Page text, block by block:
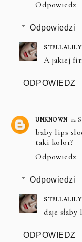
Odpowiedz
Odpowiedzi
STELLALILY
A jakiej
ODPOWIEDZ
UNKNOWN 02
baby lips
taki kolor?
Odpowiedz
Odpowiedzi
STELLALILY
daje słaby
ODPOWIEDZ